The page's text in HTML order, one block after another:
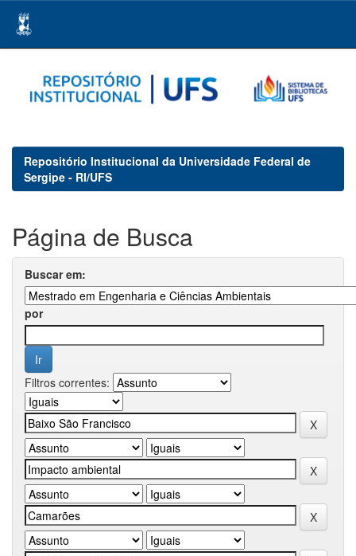
navigation
Repositório Institucional da Universidade Federal de
Sergipe - RI/UFS
Página de Busca
Buscar em:
por
Filtros correntes: